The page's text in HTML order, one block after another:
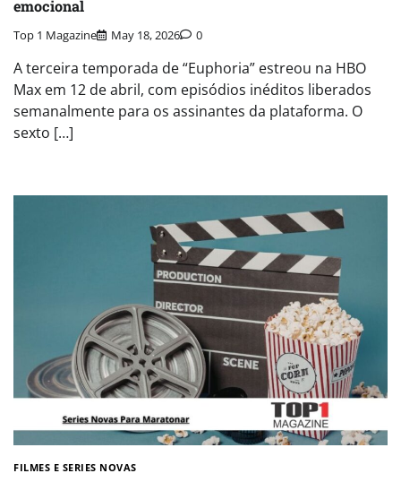
emocional
Top 1 Magazine May 18, 2026 0
A terceira temporada de “Euphoria” estreou na HBO
Max em 12 de abril, com episódios inéditos liberados
semanalmente para os assinantes da plataforma. O
sexto […]
FILMES E SERIES NOVAS​